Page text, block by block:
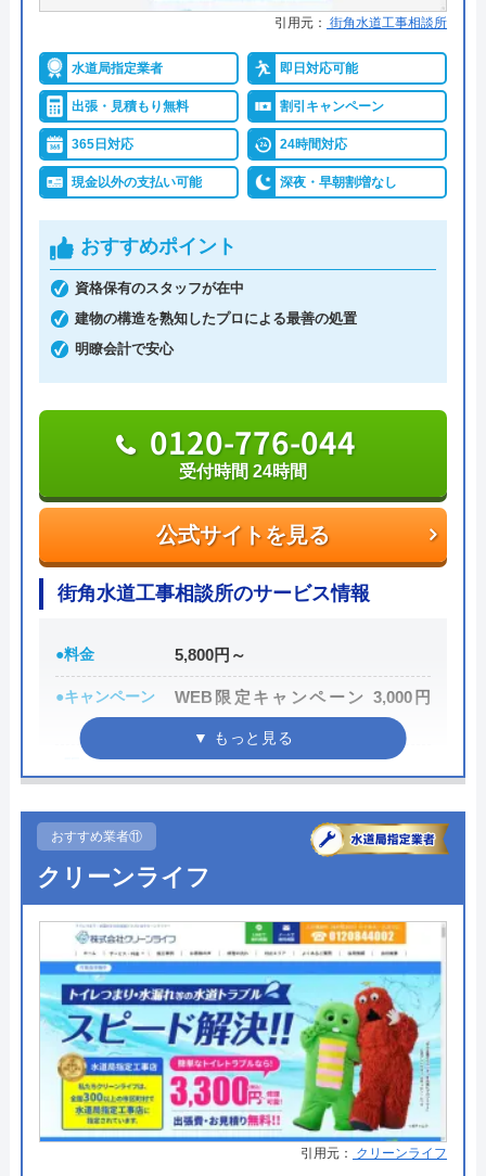
アトム電器チェーン下山手店にエアコンの購
入と施工をお願いしたいと電話したところ、
一見客は取り扱いできないとのこと、ホーム
ページは完全に誇大広告です。
拠点数2270店舗と日本全国に拠点を構え、年中無休
い合わせ受付をしてくれるので、すぐに相談ができ
水トラブルの不安もすぐに解消できます。
調整作業のみであれば8,800円～と明朗会計。問い合
わせから見積もりまですべて無料でできるので、ま
ずは電話相談をしてみることをおすすめします。
日本全国の水トラブルに対応している水の生活救急
車はトイレのみならず洗面所やキッチン、お風呂な
どにも対応してくれる水まわりトラブル解決のスペ
おすすめポイントとしてはこれまでの施工対応実績
は240万件以上と豊富な実績数があり、また最短5分
で業者を手配してくれて最短30分でスピード駆け付
けしてくれるところです。
また、取扱いメーカーに関しても幅広いため、水ま
う。
もちろん見積もりは無料ですし、出張・キャンセル
についても無料ですので、まずはサイトを覗いてみ
公式サイトを見る
0120-569-365
受付時間 8:00～22:00
水の生活救急車の基本情報
運営会社 株式会社生活救急車
代表者 楯広長
所在地
〒460-0008
名古屋市中区栄1丁目14-15
引用元： 街角水道工事相談所
水道局指定業者 即日対応可能
出張・見積もり無料 割引キャンペーン
365日対応 24時間対応
現金以外の支払い可能 深夜・早朝割増なし
おすすめポイント
資格保有のスタッフが在中
建物の構造を熟知したプロによる最善の処置
明瞭会計で安心
公式サイトを見る
0120-776-044
受付時間 24時間
街角水道工事相談所のサービス情報
●料金 5,800円～
●キャンペーン
WEB限定キャンペーン 3,000円
OFF
●駆けつけ時間 最短30分
24時間
●定休日
●出張見積もり 出張・見積無料
●支払い方法
現金・銀行振込・クレジットカー
ド・コンビニ払い
●累計実績 ―
●保証・保険 PL保険加入
詳細は公式HPでご確認ください
街角水道工事相談所がおすすめの理由
おすすめ業者⑪
クリーンライフ
引用元： クリーンライフ